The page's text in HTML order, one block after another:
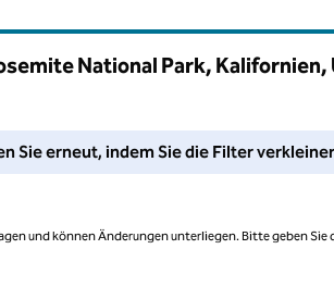
National Park, Kalifornien,
Sie Ihre Filter an oder versuchen Sie,
Sie erneut, indem Sie die Filter
und können Änderungen unterliegen. Bitte geben Sie